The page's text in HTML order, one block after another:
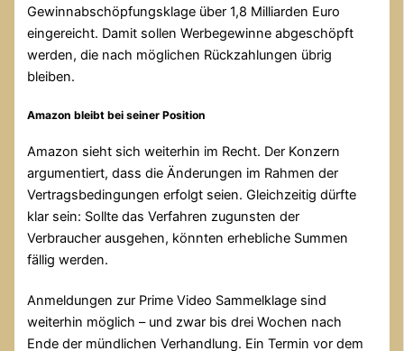
Gewinnabschöpfungsklage über 1,8 Milliarden Euro
eingereicht. Damit sollen Werbegewinne abgeschöpft
werden, die nach möglichen Rückzahlungen übrig
bleiben.
Amazon bleibt bei seiner Position
Amazon sieht sich weiterhin im Recht. Der Konzern
argumentiert, dass die Änderungen im Rahmen der
Vertragsbedingungen erfolgt seien. Gleichzeitig dürfte
klar sein: Sollte das Verfahren zugunsten der
Verbraucher ausgehen, könnten erhebliche Summen
fällig werden.
Anmeldungen zur Prime Video Sammelklage sind
weiterhin möglich – und zwar bis drei Wochen nach
Ende der mündlichen Verhandlung. Ein Termin vor dem